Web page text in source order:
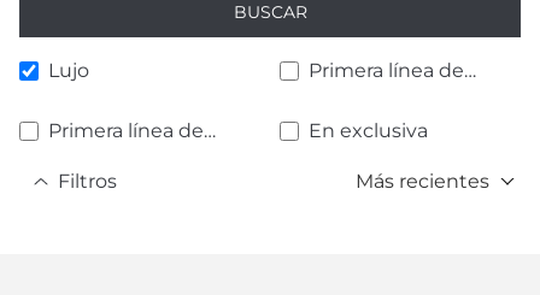
BUSCAR
Lujo
Primera línea de
Primera línea de
En exclusiva
Filtros Más recientes